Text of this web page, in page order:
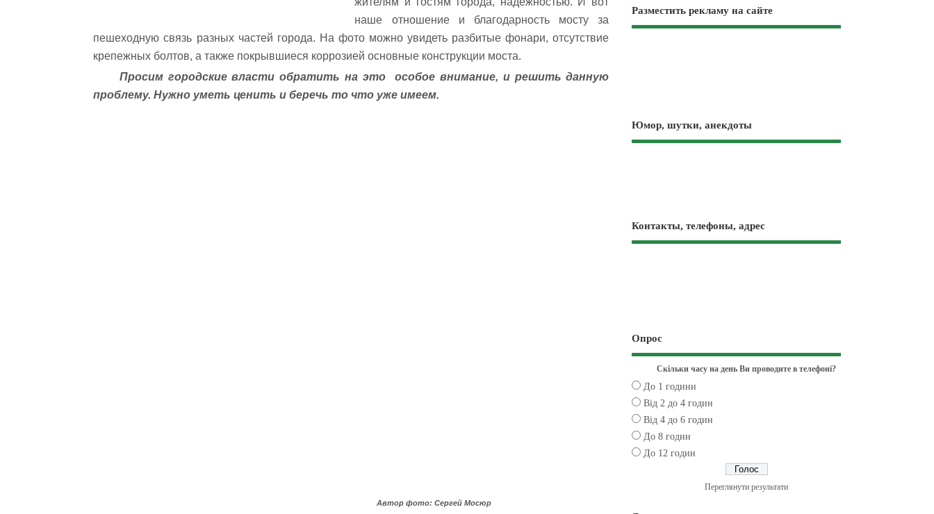
наше отношение и благодарность мосту за
пешеходную связь разных частей города. На фото можно увидеть разбитые фонари, отсутствие
крепежных болтов, а также покрывшиеся коррозией основные конструкции моста.
Просим городские власти обратить на это особое внимание, и решить данную
проблему. Нужно уметь ценить и беречь то что уже имеем.
Автор фото: Сергей Мосюр
Разместить рекламу на сайте
Юмор, шутки, анекдоты
Контакты, телефоны, адрес
Опрос
Скільки часу на день Ви проводите в телефоні?
До 1 години
Від 2 до 4 годин
Від 4 до 6 годин
До 8 годин
До 12 годин
Переглянути результати